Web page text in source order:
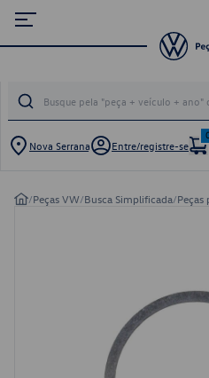
Nova Serrana Entre/registre-se
/Peças VW/Busca Simplificada/